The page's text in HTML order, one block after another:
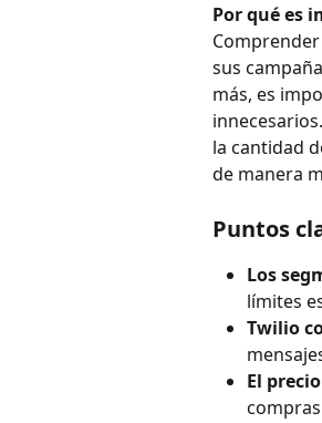
Por qué es
sus
más, es
la cantidad
de manera
Puntos
Los
límites
Twilio
El